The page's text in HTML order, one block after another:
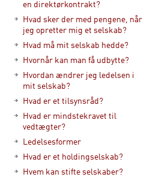
en direktørkontrakt?
Hvad sker der med pengene, når
jeg opretter mig et selskab?
Hvad må mit selskab hedde?
Hvornår kan man få udbytte?
Hvordan ændrer jeg ledelsen i
mit selskab?
Hvad er et tilsynsråd?
Hvad er mindstekravet til
vedtægter?
Ledelsesformer
Hvad er et holdingselskab?
Hvem kan stifte selskaber?